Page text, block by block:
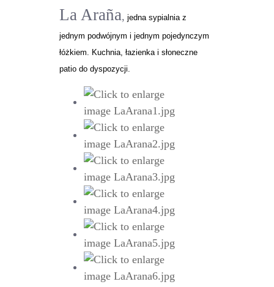
La Araña, jedna sypialnia z
jednym podwójnym i jednym pojedynczym
łóżkiem. Kuchnia, łazienka i słoneczne
patio do dyspozycji.